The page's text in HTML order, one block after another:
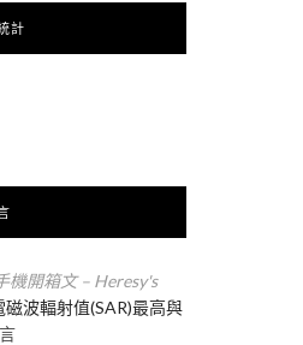
計
機開箱文 – Heresy's
磁波輻射值(SAR)最高與